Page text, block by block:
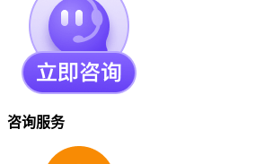
咨询服务